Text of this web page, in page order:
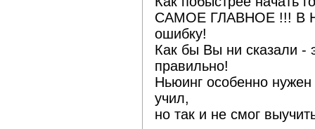
САМОЕ ГЛАВНОЕ !!! В
ошибку!
Как бы Вы ни сказали -
правильно!
Ньюинг особенно
учил,
но так и не смог